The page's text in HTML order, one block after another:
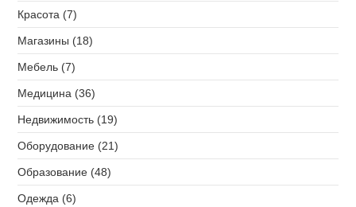
Красота (7)
Магазины (18)
Мебель (7)
Медицина (36)
Недвижимость (19)
Оборудование (21)
Образование (48)
Одежда (6)